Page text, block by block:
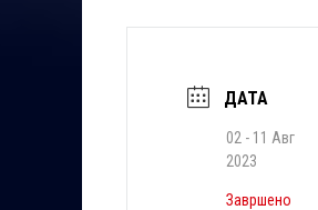
ДАТА
02 - 11 Авг
2023
Завршено